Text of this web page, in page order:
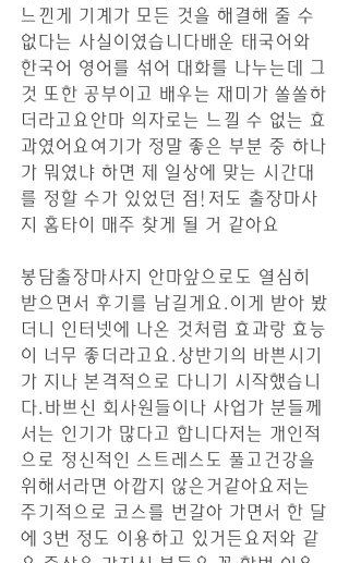
느낀게 기계가 모든 것을 해결해 줄 수
없다는 사실이였습니다배운 태국어와
한국어 영어를 섞어 대화를 나누는데 그
것 또한 공부이고 배우는 재미가 쏠쏠하
더라고요안마 의자로는 느낄 수 없는 효
과였어요여기가 정말 좋은 부분 중 하나
가 뭐였냐 하면 제 일상에 맞는 시간대
를 정할 수가 있었던 점!저도 출장마사
지 홈타이 매주 찾게 될 거 같아요
봉담출장마사지 안마앞으로도 열심히
받으면서 후기를 남길게요.이게 받아 봤
더니 인터넷에 나온 것처럼 효과랑 효능
이 너무 좋더라고요.상반기의 바쁜시기
가 지나 본격적으로 다니기 시작했습니
다.​바쁘신 회사원들이나 사업가 분들께
서는 인기가 많다고 합니다저는 개인적
으로 정신적인 스트레스도 풀고건강을
위해서라면 아깝지 않은거같아요저는
주기적으로 코스를 번갈아 가면서 한 달
에 3번 정도 이용하고 있거든요저와 같